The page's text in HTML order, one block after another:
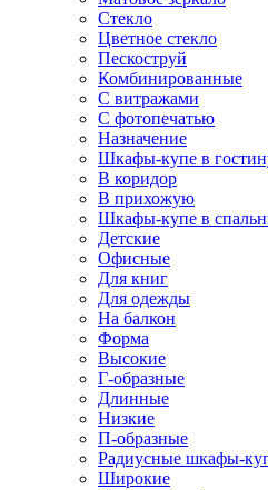
Стекло
Цветное стекло
Пескоструй
Комбинированные
С витражами
С фотопечатью
Назначение
Шкафы-купе в
В коридор
В прихожую
Шкафы-купе в
Детские
Офисные
Для книг
Для одежды
На балкон
Форма
Высокие
Г-образные
Длинные
Низкие
П-образные
Радиусные шкафы-
Широкие